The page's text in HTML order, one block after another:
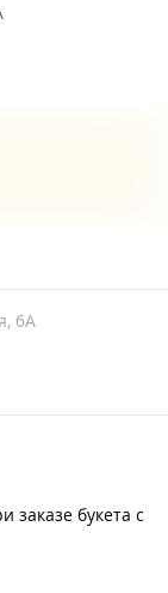
6А
заказе букета с